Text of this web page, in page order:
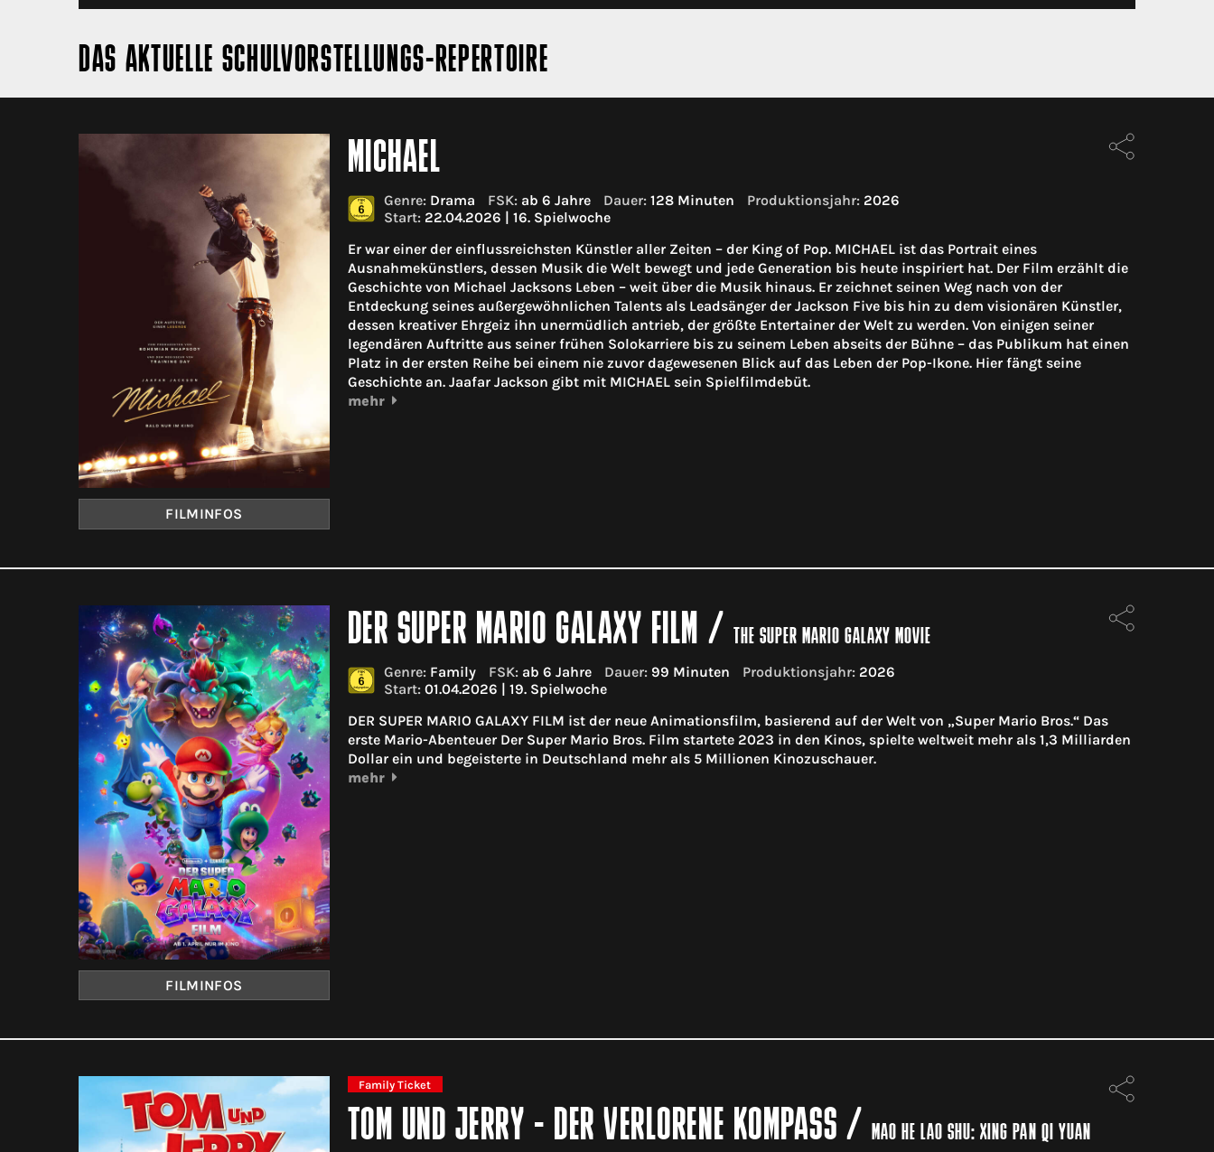
DAS AKTUELLE SCHULVORSTELLUNGS-REPERTOIRE
FILMINFOS
MICHAEL
Genre: Drama FSK: ab 6 Jahre Dauer: 128 Minuten Produktionsjahr: 2026
Start: 22.04.2026 | 16. Spielwoche
Er war einer der einflussreichsten Künstler aller Zeiten – der King of Pop. MICHAEL ist das Portrait eines
Ausnahmekünstlers, dessen Musik die Welt bewegt und jede Generation bis heute inspiriert hat. Der Film erzählt die
Geschichte von Michael Jacksons Leben – weit über die Musik hinaus. Er zeichnet seinen Weg nach von der
Entdeckung seines außergewöhnlichen Talents als Leadsänger der Jackson Five bis hin zu dem visionären Künstler,
dessen kreativer Ehrgeiz ihn unermüdlich antrieb, der größte Entertainer der Welt zu werden. Von einigen seiner
legendären Auftritte aus seiner frühen Solokarriere bis zu seinem Leben abseits der Bühne – das Publikum hat einen
Platz in der ersten Reihe bei einem nie zuvor dagewesenen Blick auf das Leben der Pop-Ikone. Hier fängt seine
Geschichte an. Jaafar Jackson gibt mit MICHAEL sein Spielfilmdebüt.
mehr
FILMINFOS
DER SUPER MARIO GALAXY FILM / THE SUPER MARIO GALAXY MOVIE
Genre: Family FSK: ab 6 Jahre Dauer: 99 Minuten Produktionsjahr: 2026
Start: 01.04.2026 | 19. Spielwoche
DER SUPER MARIO GALAXY FILM ist der neue Animationsfilm, basierend auf der Welt von „Super Mario Bros.“ Das
erste Mario-Abenteuer Der Super Mario Bros. Film startete 2023 in den Kinos, spielte weltweit mehr als 1,3 Milliarden
Dollar ein und begeisterte in Deutschland mehr als 5 Millionen Kinozuschauer.
mehr
Family Ticket
TOM UND JERRY - DER VERLORENE KOMPASS / MAO HE LAO SHU: XING PAN QI YUAN